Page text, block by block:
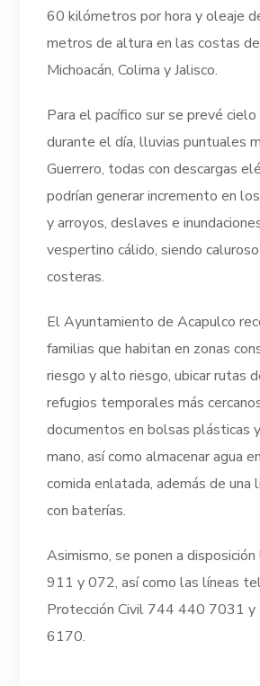
60 kilómetros por hora y oleaje
metros de altura en las costas
Michoacán, Colima y Jalisco.
Para el pacífico sur se prevé
durante el día, lluvias puntuales
Guerrero, todas con descargas
podrían generar incremento en
y arroyos, deslaves e
vespertino cálido, siendo
costeras.
El Ayuntamiento de Acapulco
familias que habitan en zonas
riesgo y alto riesgo, ubicar rutas
refugios temporales más
documentos en bolsas plásticas
mano, así como almacenar agua
comida enlatada, además de una
con baterías.
Asimismo, se ponen a
911 y 072, así como las líneas
Protección Civil 744 440 7031
6170.